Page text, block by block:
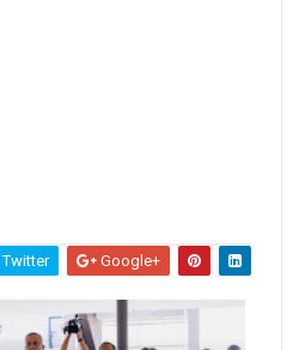
Twitter Google+